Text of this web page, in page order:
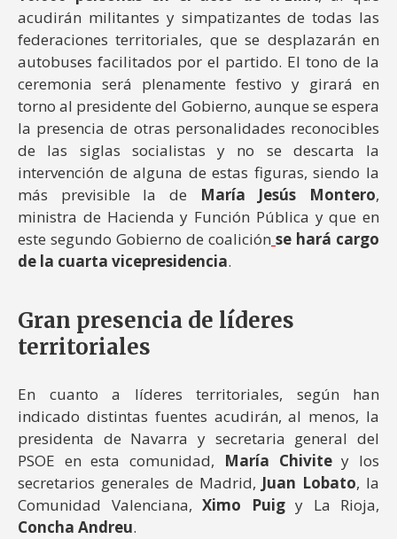
acudirán militantes y simpatizantes de todas las
federaciones territoriales, que se desplazarán en
autobuses facilitados por el partido. El tono de la
ceremonia será plenamente festivo y girará en
torno al presidente del Gobierno, aunque se espera
la presencia de otras personalidades reconocibles
de las siglas socialistas y no se descarta la
intervención de alguna de estas figuras, siendo la
más previsible la de
María Jesús Montero,
ministra de Hacienda y Función Pública y que en
este segundo Gobierno de coalición se hará cargo
de la cuarta vicepresidencia.
Gran presencia de líderes
territoriales
En cuanto a líderes territoriales, según han
indicado distintas fuentes acudirán, al menos, la
presidenta de Navarra y secretaria general del
PSOE en esta comunidad, María Chivitey los
secretarios generales de Madrid, Juan Lobato, la
Comunidad Valenciana, Ximo Puigy La Rioja,
Concha Andreu.